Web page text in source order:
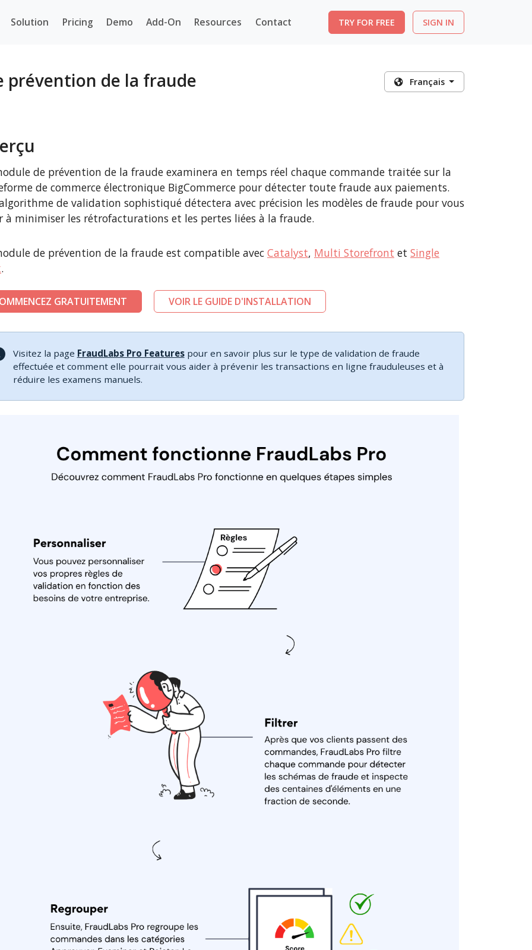
Solution Pricing Demo Add-On Resources Contact TRY FOR FREE SIGN IN
prévention de la fraude Français
de prévention de la fraude examinera en temps réel chaque commande traitée sur la
de commerce électronique BigCommerce pour détecter toute fraude aux paiements.
de validation sophistiqué détectera avec précision les modèles de fraude pour vous
à minimiser les rétrofacturations et les pertes liées à la fraude.
de prévention de la fraude est compatible avec Catalyst, Multi Storefront et Single
.
GRATUITEMENT VOIR LE GUIDE D'INSTALLATION
Visitez la page FraudLabs Pro Featurespour en savoir plus sur le type de validation de fraude
effectuée et comment elle pourrait vous aider à prévenir les transactions en ligne frauduleuses et à
réduire les examens manuels.